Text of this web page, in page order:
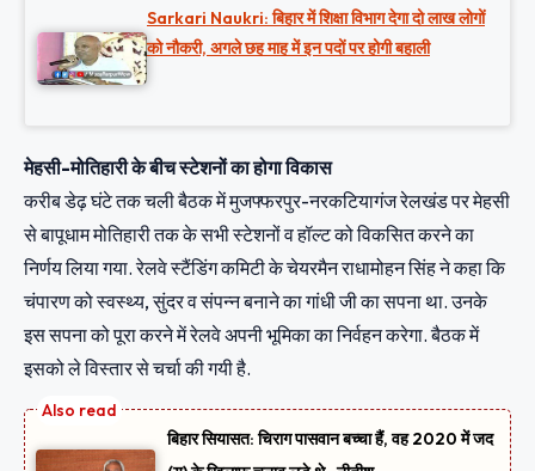
Sarkari Naukri: बिहार में शिक्षा विभाग देगा दो लाख लोगों
को नौकरी, अगले छह माह में इन पदों पर होगी बहाली
मेहसी-मोतिहारी के बीच स्टेशनों का होगा विकास
करीब डेढ़ घंटे तक चली बैठक में मुजफ्फरपुर-नरकटियागंज रेलखंड पर मेहसी
से बापूधाम मोतिहारी तक के सभी स्टेशनों व हॉल्ट को विकसित करने का
निर्णय लिया गया. रेलवे स्टैंडिंग कमिटी के चेयरमैन राधामोहन सिंह ने कहा कि
चंपारण को स्वस्थ्य, सुंदर व संपन्न बनाने का गांधी जी का सपना था. उनके
इस सपना को पूरा करने में रेलवे अपनी भूमिका का निर्वहन करेगा. बैठक में
इसको ले विस्तार से चर्चा की गयी है.
बिहार सियासत: चिराग पासवान बच्चा हैं, वह 2020 में जद